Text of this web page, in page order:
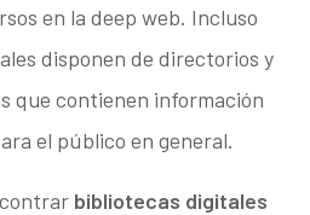
en la deep web. Incluso
disponen de directorios y
que contienen información
el público en general.
bibliotecas digitales